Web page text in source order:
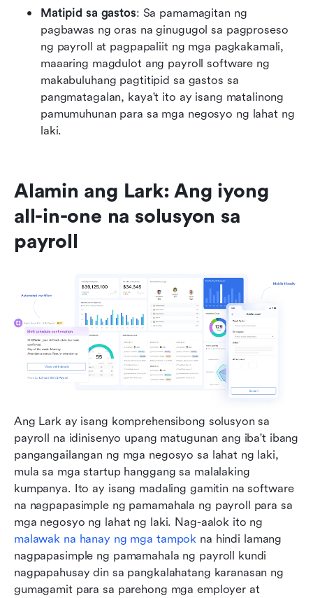
Matipid sa gastos: Sa pamamagitan ng
pagbawas ng oras na ginugugol sa pagproseso
ng payroll at pagpapaliit ng mga pagkakamali,
maaaring magdulot ang payroll software ng
makabuluhang pagtitipid sa gastos sa
pangmatagalan, kaya't ito ay isang matalinong
pamumuhunan para sa mga negosyo ng lahat ng
laki.
Alamin ang Lark: Ang iyong
all-in-one na solusyon sa
payroll
Ang Lark ay isang komprehensibong solusyon sa
payroll na idinisenyo upang matugunan ang iba't ibang
pangangailangan ng mga negosyo sa lahat ng laki,
mula sa mga startup hanggang sa malalaking
kumpanya. Ito ay isang madaling gamitin na software
na nagpapasimple ng pamamahala ng payroll para sa
malawak na hanay ng mga tampok na hindi lamang
nagpapasimple ng pamamahala ng payroll kundi
nagpapahusay din sa pangkalahatang karanasan ng
gumagamit para sa parehong mga employer at